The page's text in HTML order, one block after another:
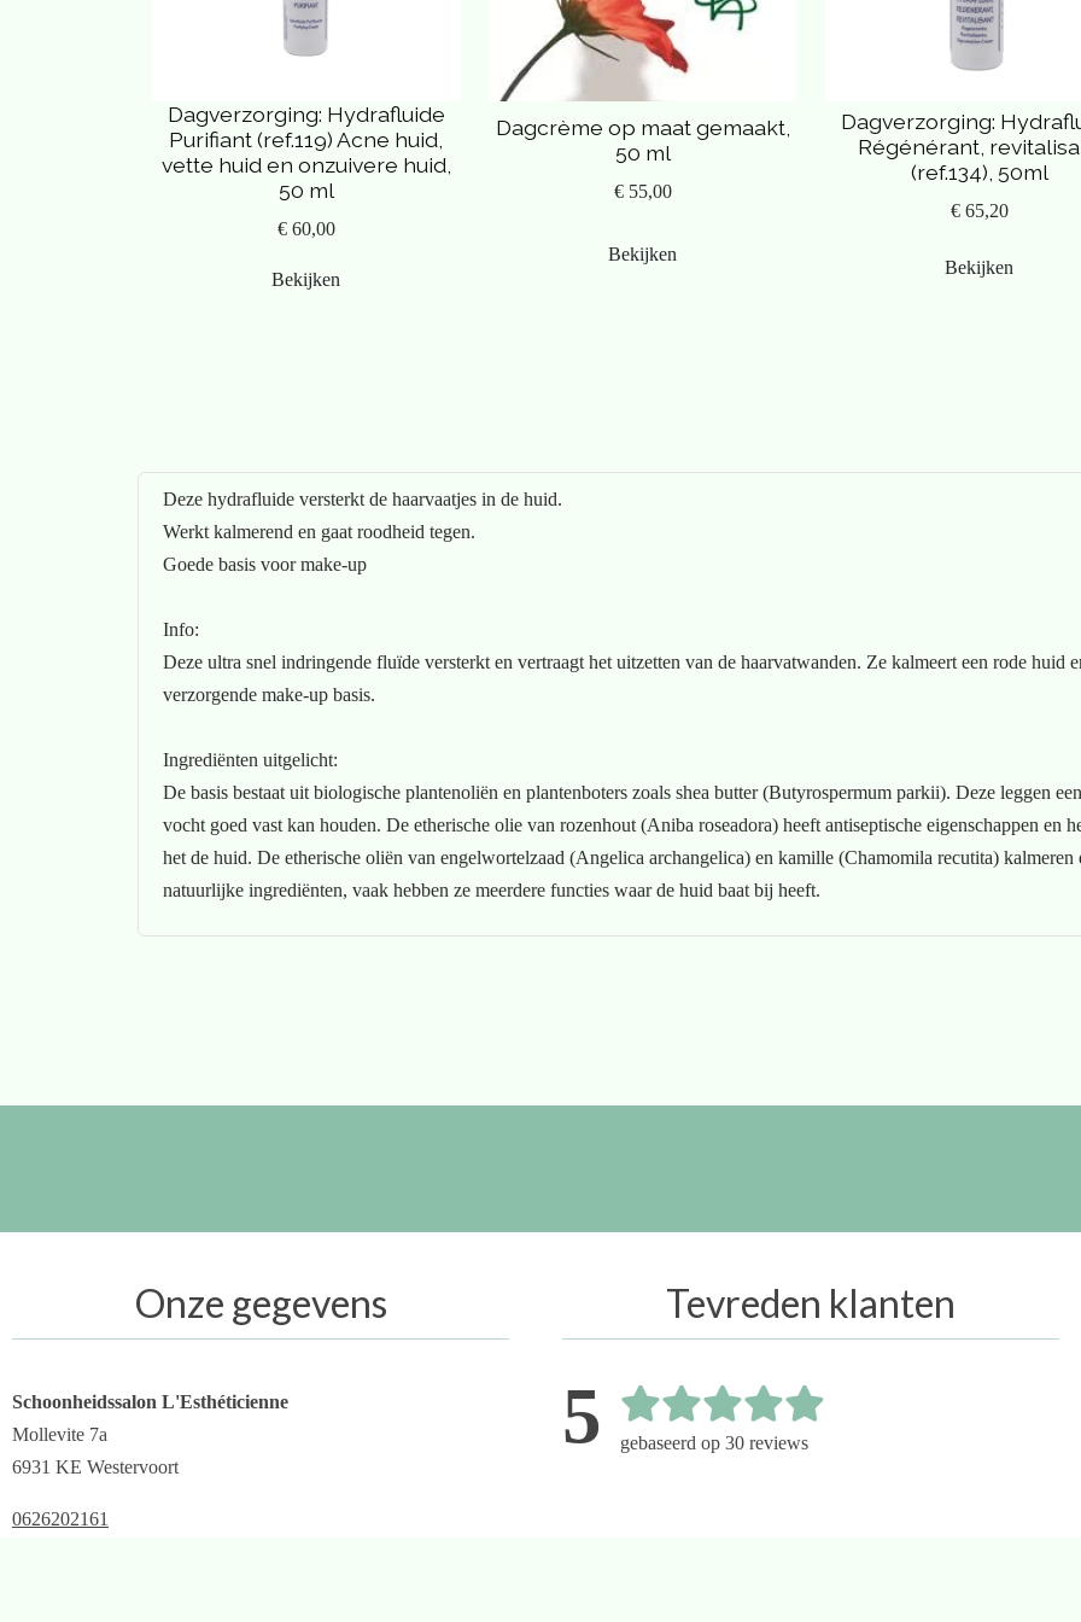
Dagverzorging: Hydrafluide
Purifiant (ref.119) Acne huid,
vette huid en onzuivere huid,
50 ml
€ 60,00
Bekijken
Dagcrème op maat gemaakt,
50 ml
€ 55,00
Bekijken
Dagverzorging:
Régénérant,
(ref.134), 50ml
€ 65,20
Bekijken
Deze hydrafluide versterkt de haarvaatjes in de huid.
Werkt kalmerend en gaat roodheid tegen.
Goede basis voor make-up
Info:
Deze ultra snel indringende fluïde versterkt en vertraagt het uitzetten van de haarvatwanden. Ze kalmeert een rode huid
verzorgende make-up basis.
Ingrediënten uitgelicht:
De basis bestaat uit biologische plantenoliën en plantenboters zoals shea butter (Butyrospermum parkii). Deze leggen
vocht goed vast kan houden. De etherische olie van rozenhout (Aniba roseadora) heeft antiseptische eigenschappen en
het de huid. De etherische oliën van engelwortelzaad (Angelica archangelica) en kamille (Chamomila recutita)
natuurlijke ingrediënten, vaak hebben ze meerdere functies waar de huid baat bij heeft.
Onze gegevens
Schoonheidssalon L'Esthéticienne
Mollevite 7a
6931 KE Westervoort
0626202161
Tevreden klanten
5 gebaseerd op 30 reviews